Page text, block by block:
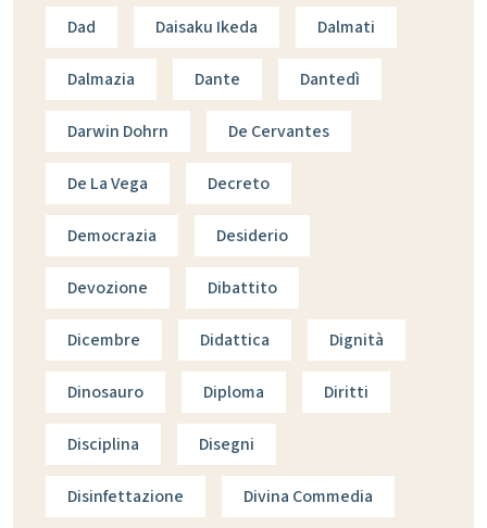
Dad Daisaku Ikeda Dalmati
Dalmazia Dante Dantedì
Darwin Dohrn De Cervantes
De La Vega Decreto
Democrazia Desiderio
Devozione Dibattito
Dicembre Didattica Dignità
Dinosauro Diploma Diritti
Disciplina Disegni
Disinfettazione Divina Commedia